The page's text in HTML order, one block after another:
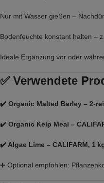
Nur mit Wasser gießen –
Bodenfeuchte konstant halten –
Ideale Ergänzung vor oder
✅ Verwendete
✔️ Organic Malted Barley – 2-
✔️ Organic Kelp Meal –
✔️ Algae Lime – CALIFARM, 1
➕ Optional empfohlen: